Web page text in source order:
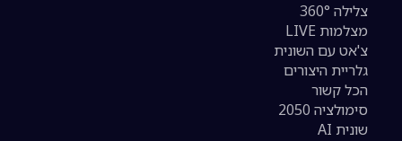
צלילה 360°
מצלמות LIVE
צ'אט עם השונית
גלריית היצורים
הכל קשור
סימולציה 2050
שונית AI